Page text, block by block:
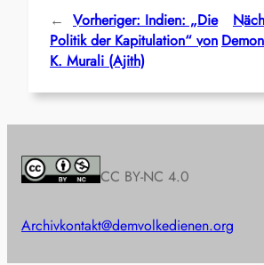
← Vorheriger: Indien: „Die
Politik der Kapitulation“ von
K. Murali (Ajith)
CC BY-NC 4.0
Archivkontakt@demvolkedienen.org